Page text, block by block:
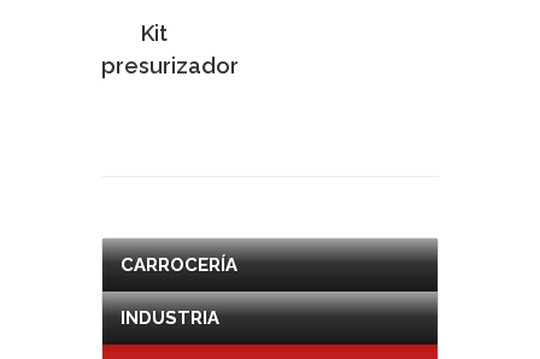
Kit
presurizador
CARROCERÍA
INDUSTRIA